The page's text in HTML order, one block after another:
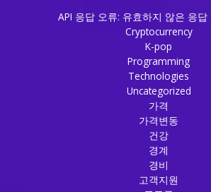
API 응답 오류: 유효하지 않은 응
Cryptocurrency
K-pop
Programming
Technologies
Uncategorized
가격
가격변동
건강
경계
경비
고객지원